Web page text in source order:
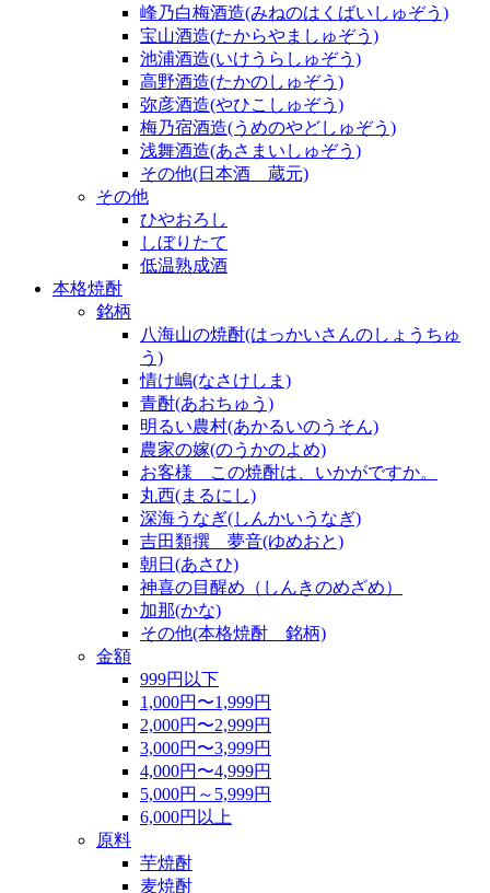
峰乃白梅酒造(みねのはくばいしゅぞう)
宝山酒造(たからやましゅぞう)
池浦酒造(いけうらしゅぞう)
高野酒造(たかのしゅぞう)
弥彦酒造(やひこしゅぞう)
梅乃宿酒造(うめのやどしゅぞう)
浅舞酒造(あさまいしゅぞう)
その他(日本酒 蔵元)
その他
ひやおろし
しぼりたて
低温熟成酒
本格焼酎
銘柄
八海山の焼酎(はっかいさんのしょうちゅ
う)
情け嶋(なさけしま)
青酎(あおちゅう)
明るい農村(あかるいのうそん)
農家の嫁(のうかのよめ)
お客様 この焼酎は、いかがですか。
丸西(まるにし)
深海うなぎ(しんかいうなぎ)
吉田類撰 夢音(ゆめおと)
朝日(あさひ)
神喜の目醒め（しんきのめざめ）
加那(かな)
その他(本格焼酎 銘柄)
金額
999円以下
1,000円〜1,999円
2,000円〜2,999円
3,000円〜3,999円
4,000円〜4,999円
5,000円～5,999円
6,000円以上
原料
芋焼酎
麦焼酎